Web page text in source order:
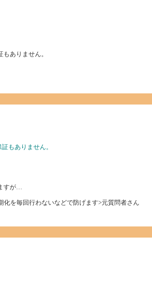
ありません。
もありません。
すが…
を毎回行わないなどで防げます>元質問者さん